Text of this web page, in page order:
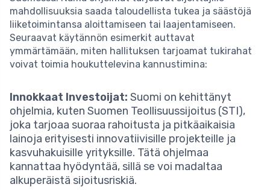
mahdollisuuksia saada taloudellista tukea ja säästöjä
liiketoimintansa aloittamiseen tai laajentamiseen.
Seuraavat käytännön esimerkit auttavat
ymmärtämään, miten hallituksen tarjoamat tukirahat
voivat toimia houkuttelevina kannustimina:
Innokkaat Investoijat: Suomi on kehittänyt
ohjelmia, kuten Suomen Teollisuussijoitus (STI),
joka tarjoaa suoraa rahoitusta ja pitkäaikaisia
lainoja erityisesti innovatiivisille projekteille ja
kasvuhakuisille yrityksille. Tätä ohjelmaa
kannattaa hyödyntää, sillä se voi madaltaa
alkuperäistä sijoitusriskiä.